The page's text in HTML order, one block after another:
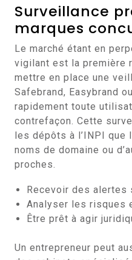
Surveillance
marques
Le marché étant en
vigilant est la première
mettre en place une
Safebrand, Easybrand
rapidement toute
contrefaçon. Cette
les dépôts à l’INPI que
noms de domaine ou
proches.
Recevoir des
Analyser les risques
Être prêt à agir
Un entrepreneur peut